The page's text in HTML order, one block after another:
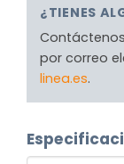
¿TIENES
por correo
linea.es.